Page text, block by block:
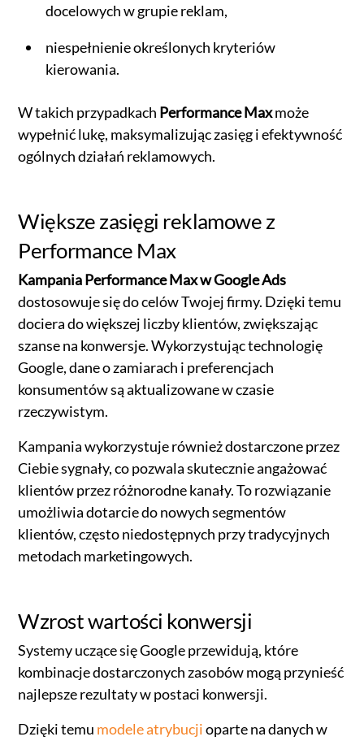
docelowych w grupie reklam,
niespełnienie określonych kryteriów
kierowania.
W takich przypadkach Performance Maxmoże
wypełnić lukę, maksymalizując zasięg i efektywność
ogólnych działań reklamowych.
Większe zasięgi reklamowe z
Performance Max
Kampania Performance Max w Google Ads
dostosowuje się do celów Twojej firmy. Dzięki temu
dociera do większej liczby klientów, zwiększając
szanse na konwersje. Wykorzystując technologię
Google, dane o zamiarach i preferencjach
konsumentów są aktualizowane w czasie
rzeczywistym.
Kampania wykorzystuje również dostarczone przez
Ciebie sygnały, co pozwala skutecznie angażować
klientów przez różnorodne kanały. To rozwiązanie
umożliwia dotarcie do nowych segmentów
klientów, często niedostępnych przy tradycyjnych
metodach marketingowych.
Wzrost wartości konwersji
Systemy uczące się Google przewidują, które
kombinacje dostarczonych zasobów mogą przynieść
najlepsze rezultaty w postaci konwersji.
Dzięki temu modele atrybucjioparte na danych w